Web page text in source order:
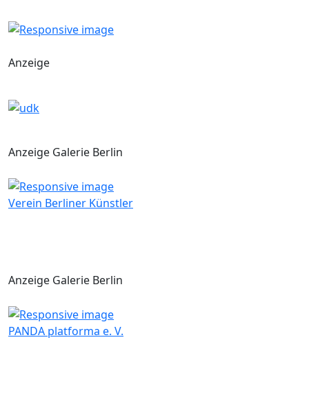
Anzeige
Anzeige Galerie Berlin
Verein Berliner Künstler
Anzeige Galerie Berlin
PANDA platforma e. V.